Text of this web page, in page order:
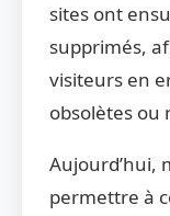
sites ont
supprimés,
visiteurs en
obsolètes ou
Aujourd’hui,
permettre à